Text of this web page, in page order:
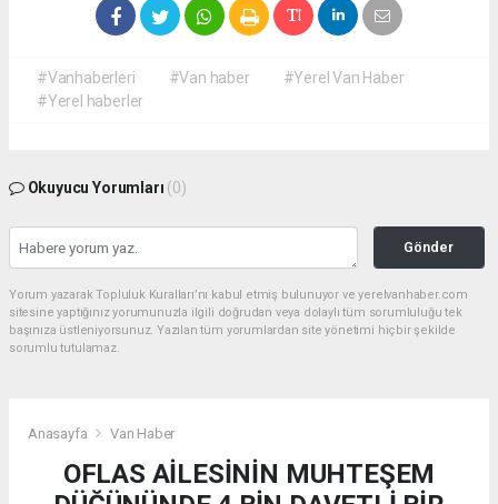
#Vanhaberleri #Van haber
#Yerel Van Haber
#Yerel haberler
Okuyucu Yorumları (0)
Gönder
Yorum yazarak Topluluk Kuralları’nı kabul etmiş bulunuyor ve yerelvanhaber.com
sitesine yaptığınız yorumunuzla ilgili doğrudan veya dolaylı tüm sorumluluğu tek
başınıza üstleniyorsunuz. Yazılan tüm yorumlardan site yönetimi hiçbir şekilde
sorumlu tutulamaz.
Anasayfa Van Haber
OFLAS AİLESİNİN MUHTEŞEM